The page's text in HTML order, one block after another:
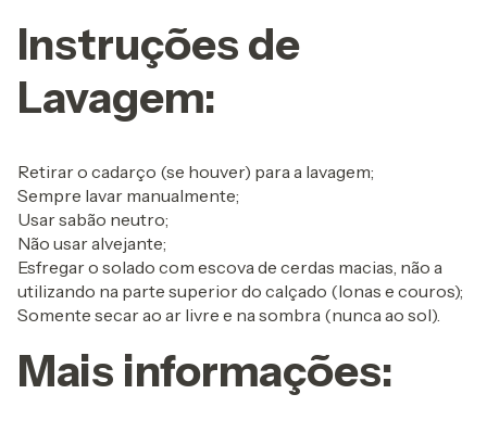
Instruções de
Lavagem:
Retirar o cadarço (se houver) para a lavagem;
Sempre lavar manualmente;
Usar sabão neutro;
Não usar alvejante;
Esfregar o solado com escova de cerdas macias, não a
utilizando na parte superior do calçado (lonas e couros);
Somente secar ao ar livre e na sombra (nunca ao sol).
Mais informações: